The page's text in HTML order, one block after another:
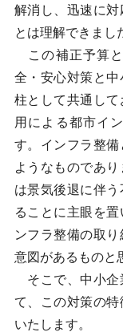
解消し、迅速に
とは理解できまし
この補正予算
全・安心対策と
柱として共通し
用による都市イ
す。インフラ整
ようなものであ
は景気後退に伴
ることに主眼を
ンフラ整備の取
意図があるものと
そこで、中小企
て、この対策の
いたします。